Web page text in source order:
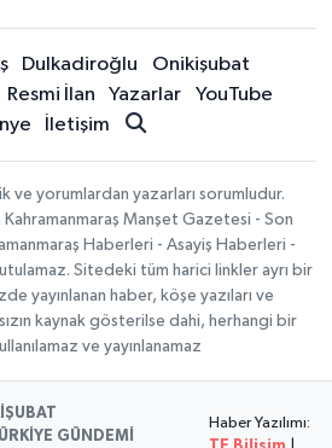
Dulkadiroğlu
Onikişubat
Resmi İlan Yazarlar
YouTube
İletişim
ve yorumlardan yazarları sorumludur.
Kahramanmaraş Manşet Gazetesi - Son
Haberleri - Asayiş Haberleri -
Sitedeki tüm harici linkler ayrı bir
yayınlanan haber, köşe yazıları ve
kaynak gösterilse dahi, herhangi bir
ve yayınlanamaz
GÜNDEMİ
Haber Yazılımı: